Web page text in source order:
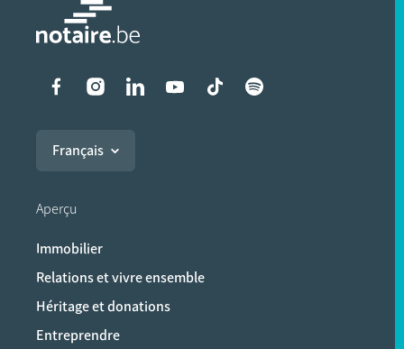
Liens vers les réseaux
Français
Aperçu
Immobilier
Relations et vivre ensemble
Héritage et donations
Entreprendre